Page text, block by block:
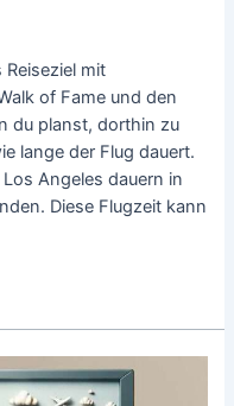
mit
of Fame und den
du planst, dorthin zu
lange der Flug dauert.
Angeles dauern in
Diese Flugzeit kann